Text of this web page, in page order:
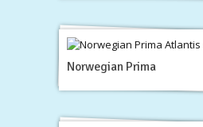
Norwegian Prima